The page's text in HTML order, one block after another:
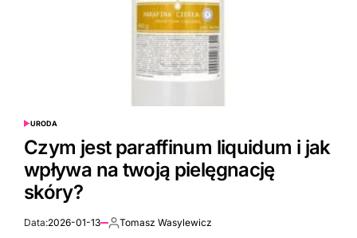
POSTED
IN
URODA
Czym jest paraffinum liquidum i jak
wpływa na twoją pielęgnację
skóry?
Data:2026-01-13 Autor:
Tomasz Wasylewicz